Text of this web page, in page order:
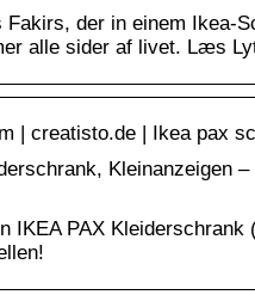
Fakirs, der in einem
alle sider af livet. Læs
| creatisto.de | Ikea pax
Kleinanzeigen
IKEA PAX